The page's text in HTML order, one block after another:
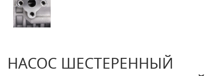
НАСОС ШЕСТЕРЕННЫЙ